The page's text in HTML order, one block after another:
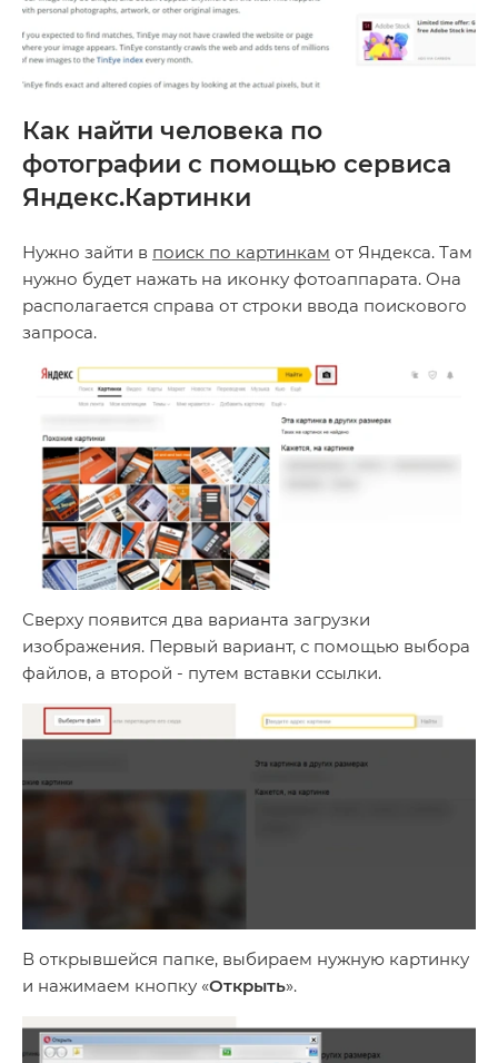
Как найти человека по
фотографии с помощью сервиса
Яндекс.Картинки
Нужно зайти в поиск по картинкам от Яндекса. Там
нужно будет нажать на иконку фотоаппарата. Она
располагается справа от строки ввода поискового
запроса.
Сверху появится два варианта загрузки
изображения. Первый вариант, с помощью выбора
файлов, а второй - путем вставки ссылки.
В открывшейся папке, выбираем нужную картинку
и нажимаем кнопку «Открыть».